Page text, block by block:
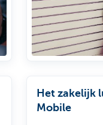
Het zakelijk
Mobile